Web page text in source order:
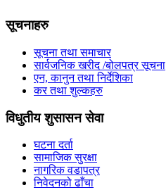
सूचनाहरु
सूचना तथा समाचार
सार्वजनिक खरीद /बोलपत्र सूचना
एन, कानुन तथा निर्देशिका
कर तथा शुल्कहरु
विधुतीय शुसासन सेवा
घटना दर्ता
सामाजिक सुरक्षा
नागरिक वडापत्र
निवेदनको ढाँचा